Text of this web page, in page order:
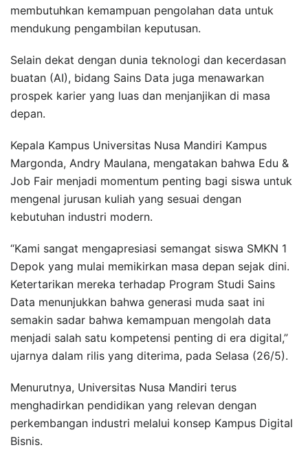
membutuhkan kemampuan pengolahan data untuk
mendukung pengambilan keputusan.
Selain dekat dengan dunia teknologi dan kecerdasan
buatan (AI), bidang Sains Data juga menawarkan
prospek karier yang luas dan menjanjikan di masa
depan.
Kepala Kampus Universitas Nusa Mandiri Kampus
Margonda, Andry Maulana, mengatakan bahwa Edu &
Job Fair menjadi momentum penting bagi siswa untuk
mengenal jurusan kuliah yang sesuai dengan
kebutuhan industri modern.
“Kami sangat mengapresiasi semangat siswa SMKN 1
Depok yang mulai memikirkan masa depan sejak dini.
Ketertarikan mereka terhadap Program Studi Sains
Data menunjukkan bahwa generasi muda saat ini
semakin sadar bahwa kemampuan mengolah data
menjadi salah satu kompetensi penting di era digital,”
ujarnya dalam rilis yang diterima, pada Selasa (26/5).
Menurutnya, Universitas Nusa Mandiri terus
menghadirkan pendidikan yang relevan dengan
perkembangan industri melalui konsep Kampus Digital
Bisnis.